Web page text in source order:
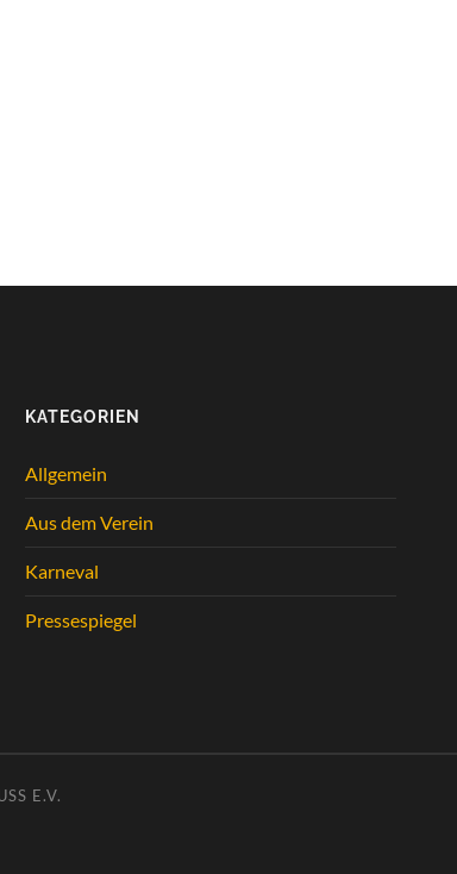
KATEGORIEN
Allgemein
Aus dem Verein
Karneval
Pressespiegel
E.V.